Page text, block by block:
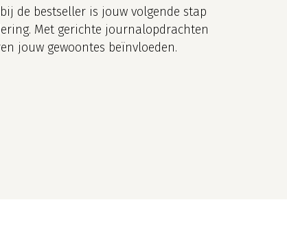
de bestseller is jouw volgende stap
Met gerichte journalopdrachten
jouw gewoontes beïnvloeden.